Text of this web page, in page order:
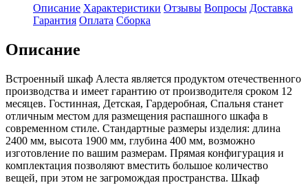
Описание Характеристики Отзывы Вопросы Доставка
Гарантия Оплата Сборка
Описание
Встроенный шкаф Алеста является продуктом отечественного
производства и имеет гарантию от производителя сроком 12
месяцев. Гостинная, Детская, Гардеробная, Спальня станет
отличным местом для размещения распашного шкафа в
современном стиле. Стандартные размеры изделия: длина
2400 мм, высота 1900 мм, глубина 400 мм, возможно
изготовление по вашим размерам. Прямая конфигурация и
комплектация позволяют вместить большое количество
вещей, при этом не загромождая пространства. Шкаф